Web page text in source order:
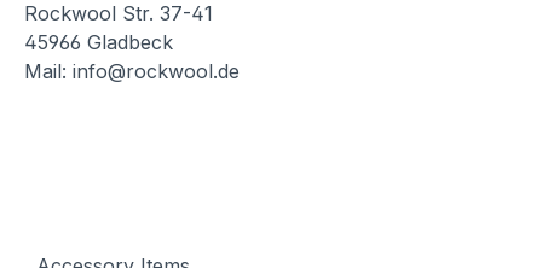
Rockwool Str. 37-41
45966 Gladbeck
Mail: info@rockwool.de